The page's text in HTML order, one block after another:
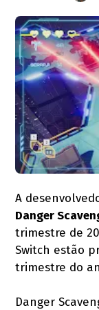
A
Danger
trimestre de
Switch estão
trimestre do
Danger